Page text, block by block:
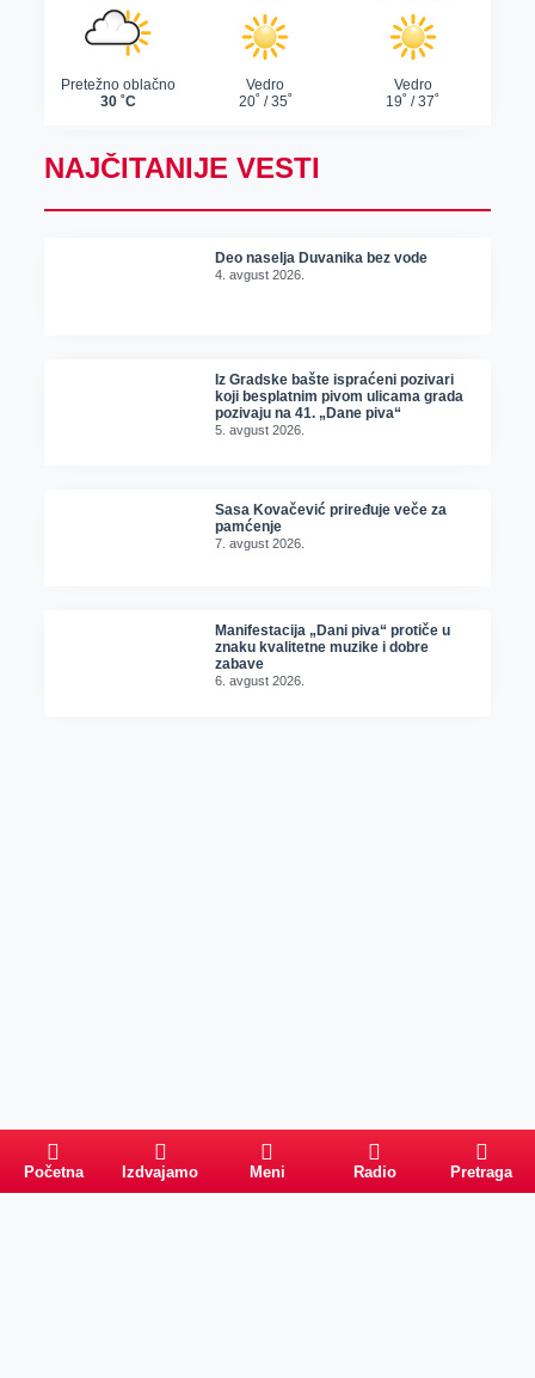
NAJČITANIJE VESTI
Deo naselja Duvanika bez vode
4. avgust 2026.
Iz Gradske bašte ispraćeni pozivari
koji besplatnim pivom ulicama grada
pozivaju na 41. „Dane piva“
5. avgust 2026.
Sasa Kovačević priređuje veče za
pamćenje
7. avgust 2026.
Manifestacija „Dani piva“ protiče u
znaku kvalitetne muzike i dobre
zabave
6. avgust 2026.
Početna Izdvajamo Meni Radio Pretraga